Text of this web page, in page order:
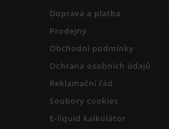
Doprava a platba
Prodejny
Obchodní podmínky
Ochrana osobních údajů
Reklamační řád
Soubory cookies
E-liquid kalkulátor